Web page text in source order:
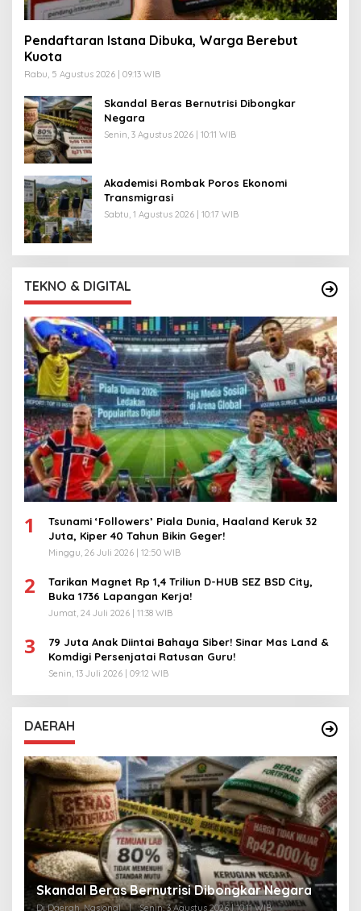
Pendaftaran Istana Dibuka, Warga Berebut
Kuota
Rabu, 5 Agustus 2026 | 09:13 WIB
Skandal Beras Bernutrisi Dibongkar
Negara
Senin, 3 Agustus 2026 | 10:11 WIB
Akademisi Rombak Poros Ekonomi
Transmigrasi
Sabtu, 1 Agustus 2026 | 10:17 WIB
TEKNO & DIGITAL
1
Tsunami ‘Followers’ Piala Dunia, Haaland Keruk 32
Juta, Kiper 40 Tahun Bikin Geger!
Minggu, 26 Juli 2026 | 12:50 WIB
2
Tarikan Magnet Rp 1,4 Triliun D-HUB SEZ BSD City,
Buka 1736 Lapangan Kerja!
Jumat, 24 Juli 2026 | 11:38 WIB
3
79 Juta Anak Diintai Bahaya Siber! Sinar Mas Land &
Komdigi Persenjatai Ratusan Guru!
Senin, 13 Juli 2026 | 09:12 WIB
DAERAH
Skandal Beras Bernutrisi Dibongkar Negara
Di Daerah, Nasional | Senin, 3 Agustus 2026 | 10:11 WIB